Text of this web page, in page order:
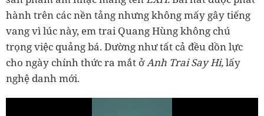
hành trên các nền tảng nhưng không mấy gây tiếng
vang vì lúc này, em trai Quang Hùng không chú
trọng việc quảng bá. Dường như tất cả đều dồn lực
cho ngày chính thức ra mắt ởAnh Trai Say Hi,lấy
nghệ danh mới.